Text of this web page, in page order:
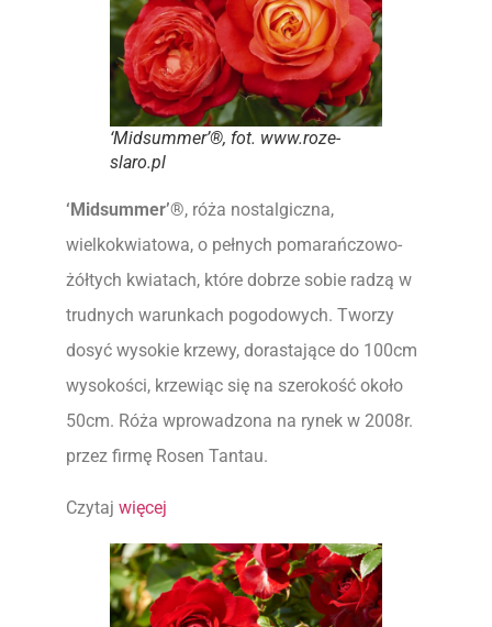
‘Midsummer’®, fot. www.roze-
slaro.pl
‘Midsummer’®, róża nostalgiczna,
wielkokwiatowa, o pełnych pomarańczowo-
żółtych kwiatach, które dobrze sobie radzą w
trudnych warunkach pogodowych. Tworzy
dosyć wysokie krzewy, dorastające do 100cm
wysokości, krzewiąc się na szerokość około
50cm. Róża wprowadzona na rynek w 2008r.
przez firmę Rosen Tantau.
Czytaj więcej